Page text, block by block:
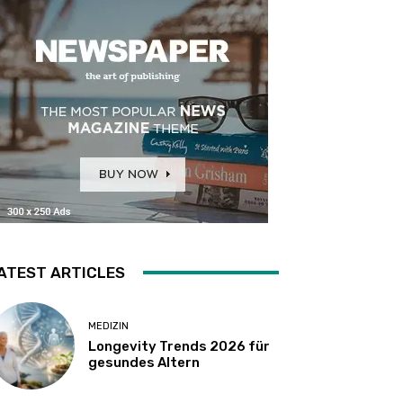
ARTICLES
MEDIZIN
Longevity Trends 2026 für
gesundes Altern